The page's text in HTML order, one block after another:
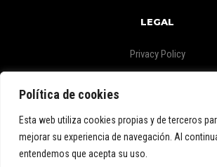
Política de cookies
Esta web utiliza cookies propias y de terceros
mejorar su experiencia de navegación. Al
entendemos que acepta su uso.
LEGAL
Privacy Policy